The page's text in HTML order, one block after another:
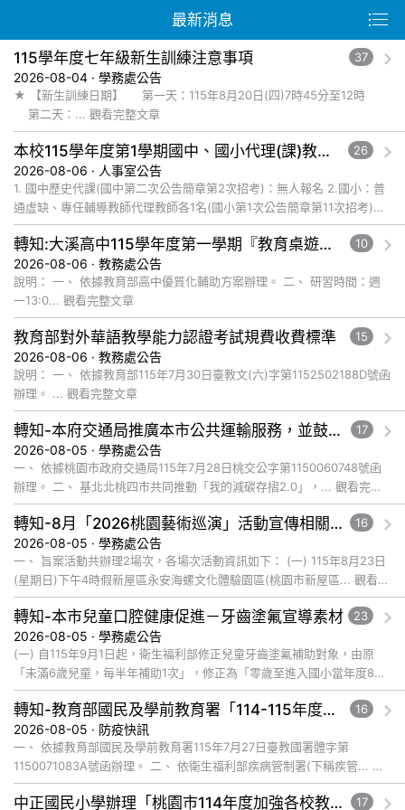
最新消息
115學年度七年級新生訓練注意事項 37
2026-08-04 · 學務處公告
★ 【新生訓練日期】 第一天：115年8月20日(四)7時45分至12時
第二天：... 觀看完整文章
本校115學年度第1學期國中、國小代理(課)教師115年8月6日甄選結果 26
2026-08-06 · 人事室公告
1. 國中歷史代課(國中第二次公告簡章第2次招考)：無人報名 2.國小：普
通虛缺、專任輔導教師代理教師各1名(國小第1次公告簡章第11次招考)：
無人報名 3.國小：體育代課教師1名(國小第... 觀看完整文章
轉知:大溪高中115學年度第一學期『教育桌遊及數位遊戲發展教師社群』辦理教師增能研習系列工作坊,請老師踴躍參加 10
2026-08-06 · 教務處公告
說明： 一、 依據教育部高中優質化輔助方案辦理。 二、 研習時間：週
一13:0... 觀看完整文章
教育部對外華語教學能力認證考試規費收費標準 15
2026-08-06 · 教務處公告
說明： 一、 依據教育部115年7月30日臺教文(六)字第1152502188D號函
辦理。 ... 觀看完整文章
轉知-本府交通局推廣本市公共運輸服務，並鼓勵所屬員工、師生及家長參與基北北桃「我的減碳存摺2.0」全民運動 17
2026-08-05 · 學務處公告
一、 依據桃園市政府交通局115年7月28日桃交公字第1150060748號函
辦理。 二、 基北北桃四市共同推動「我的減碳存摺2.0」，... 觀看完整
文章
轉知-8月「2026桃園藝術巡演」活動宣傳相關事宜 16
2026-08-05 · 學務處公告
一、 旨案活動共辦理2場次，各場次活動資訊如下： (一) 115年8月23日
(星期日)下午4時假新屋區永安海螺文化體驗園區(桃園市新屋區... 觀看完
整文章
轉知-本市兒童口腔健康促進－牙齒塗氟宣導素材 23
2026-08-05 · 學務處公告
(一) 自115年9月1日起，衛生福利部修正兒童牙齒塗氟補助對象，由原
「未滿6歲兒童，每半年補助1次」，修正為「零歲至進入國小當年度8月
31日止，每半年補助1次」。本次修正係擴大兒童牙齒塗氟服... 觀看完整
文章
轉知-教育部國民及學前教育署「114-115年度COVID-19疫苗接種計畫」公費接種對象擴大為「滿6個月以上尚未接種之民眾」措施，延長至115年9月28日止 16
2026-08-05 · 防疫快訊
一、 依據教育部國民及學前教育署115年7月27日臺教國署體字第
1150071083A號函辦理。 二、 依衛生福利部疾病管制署(下稱疾管... 觀
看完整文章
中正國民小學辦理「桃園市114年度加強各校教職員及家長特教知能研習」 17